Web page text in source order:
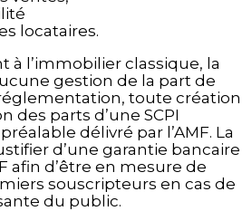
locataires.
à l’immobilier classique, la
gestion de la part de
toute création
des parts d’une SCPI
délivré par l’AMF. La
d’une garantie bancaire
afin d’être en mesure de
souscripteurs en cas de
du public.